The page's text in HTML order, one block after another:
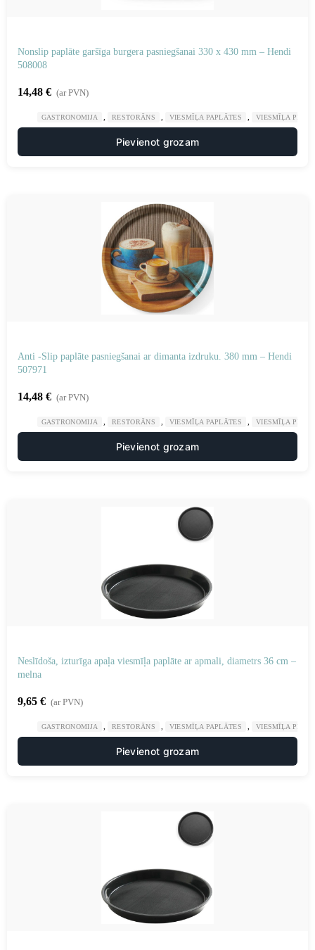
Nonslip paplāte garšīga burgera pasniegšanai 330 x 430 mm – Hendi
508008
14,48 € (ar PVN)
GASTRONOMIJA RESTORĀNS VIESMĪĻA PAPLĀTES VIESMĪĻA
Pievienot grozam
Anti -Slip paplāte pasniegšanai ar dimanta izdruku. 380 mm – Hendi
507971
14,48 € (ar PVN)
GASTRONOMIJA RESTORĀNS VIESMĪĻA PAPLĀTES VIESMĪĻA
Pievienot grozam
Neslīdoša, izturīga apaļa viesmīļa paplāte ar apmali, diametrs 36 cm –
melna
9,65 € (ar PVN)
GASTRONOMIJA RESTORĀNS VIESMĪĻA PAPLĀTES VIESMĪĻA
Pievienot grozam